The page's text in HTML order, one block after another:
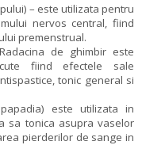
– este utilizata pentru
nervos central, fiind
premenstrual.
de ghimbir este
fiind efectele sale
tonic general si
este utilizata in
sa tonica asupra vaselor
pierderilor de sange in